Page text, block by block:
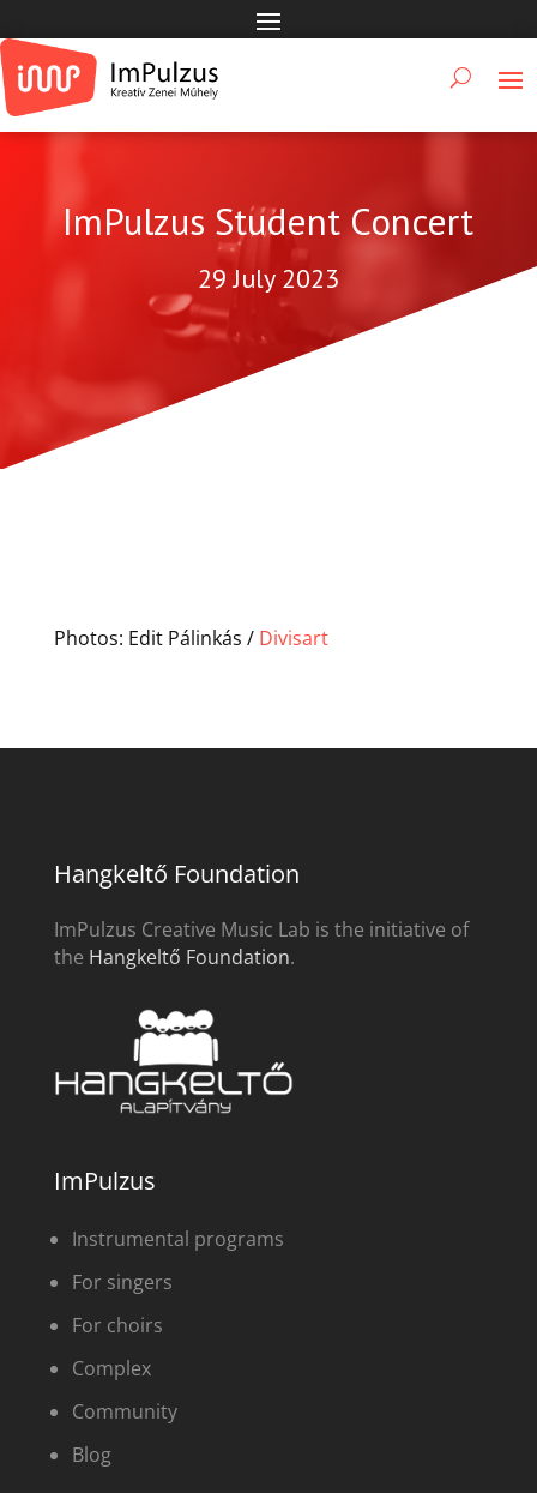
ImPulzus Student Concert
29 July 2023
Photos: Edit Pálinkás / Divisart
Hangkeltő Foundation
ImPulzus Creative Music Lab is the initiative of
the Hangkeltő Foundation.
ImPulzus
Instrumental programs
For singers
For choirs
Complex
Community
Blog